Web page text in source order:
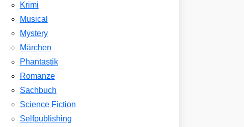
Krimi
Musical
Mystery
Märchen
Phantastik
Romanze
Sachbuch
Science Fiction
Selfpublishing